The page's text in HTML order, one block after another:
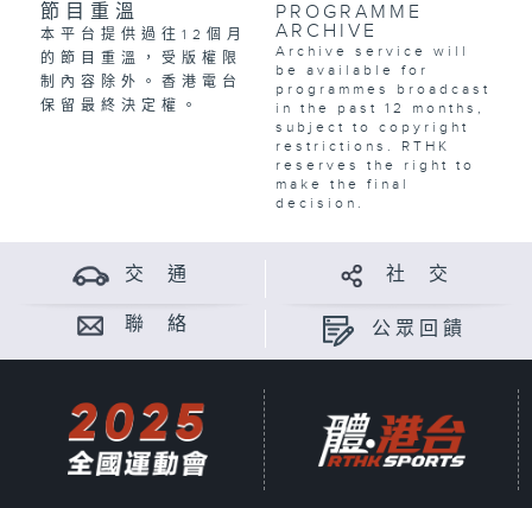
節目重溫
本平台提供過往12個月
的節目重溫，受版權限
制內容除外。香港電台
保留最終決定權。
PROGRAMME
ARCHIVE
Archive service will
be available for
programmes broadcast
in the past 12 months,
subject to copyright
restrictions. RTHK
reserves the right to
make the final
decision.
交 通 社 交
聯 絡 公眾回饋